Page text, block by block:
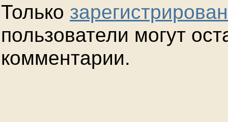
Только
пользователи могут
комментарии.